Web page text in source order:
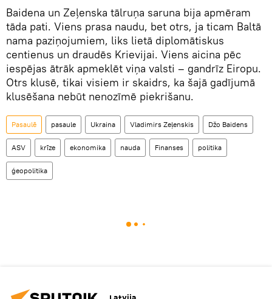
Baidena un Zeļenska tālruņa saruna bija apmēram
tāda pati. Viens prasa naudu, bet otrs, ja ticam Baltā
nama paziņojumiem, liks lietā diplomātiskus
centienus un draudēs Krievijai. Viens aicina pēc
iespējas ātrāk apmeklēt viņa valsti – gandrīz Eiropu.
Otrs klusē, tikai visiem ir skaidrs, ka šajā gadījumā
klusēšana nebūt nenozīmē piekrišanu.
Pasaulē pasaule Ukraina Vladimirs Zeļenskis Džo Baidens
ASV krīze ekonomika nauda Finanses politika
ģeopolitika